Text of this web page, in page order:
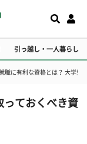
引っ越し・一人暮らし
職に有利な資格とは？ 大学生
っておくべき資